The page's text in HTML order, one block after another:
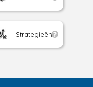
Strategieën